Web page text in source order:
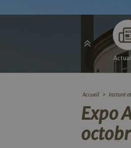
Accueil > Instant
Expo